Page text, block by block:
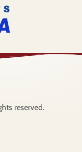
reserved.